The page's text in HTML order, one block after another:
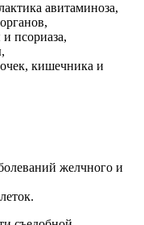
авитаминоза,
псориаза,
кишечника и
желчного и